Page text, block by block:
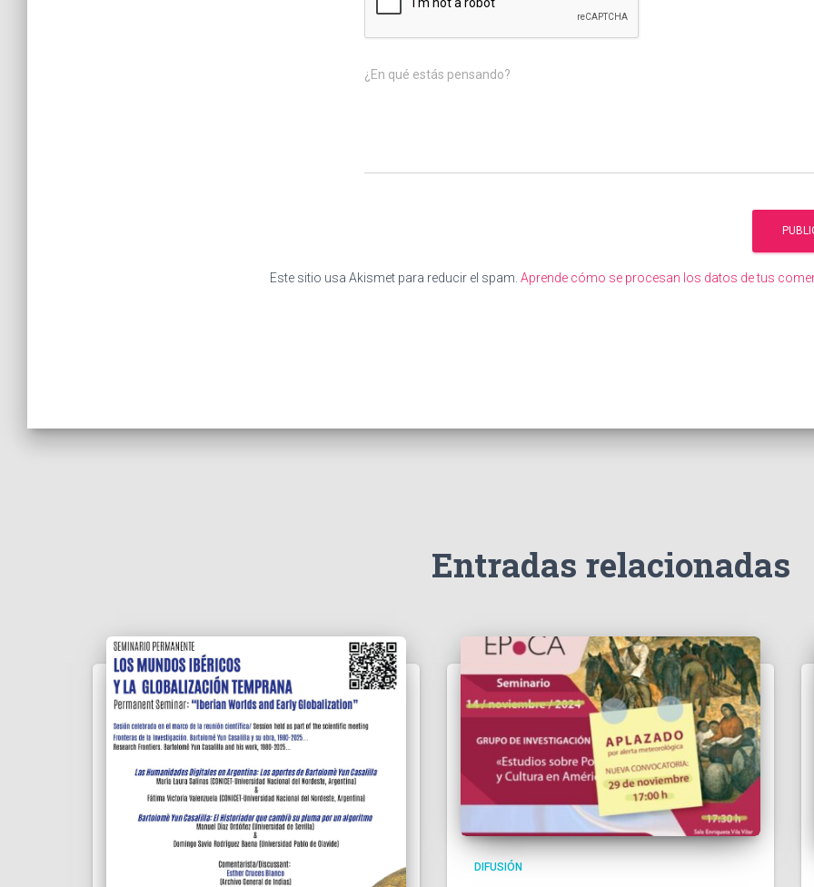
¿En qué estás pensando?
Este sitio usa Akismet para reducir el spam. Aprende cómo se procesan los datos de tus
Entradas relacionadas
DIFUSIÓN